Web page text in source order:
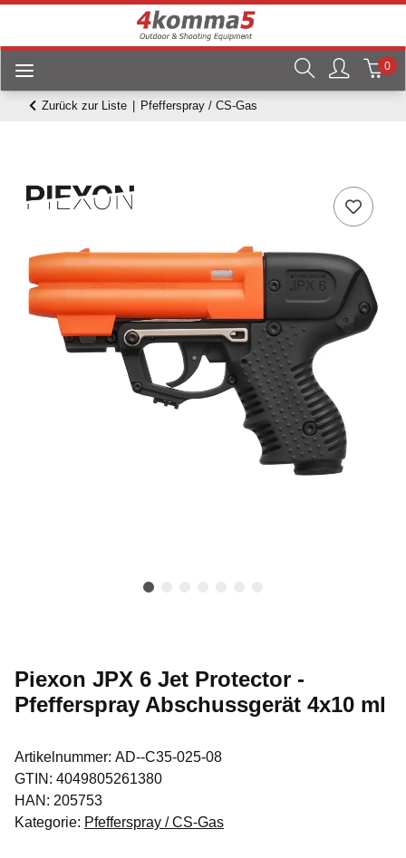
0
Zurück zur Liste Pfefferspray / CS-Gas
Piexon JPX 6 Jet Protector -
Pfefferspray Abschussgerät 4x10 ml
Artikelnummer: AD--C35-025-08
GTIN: 4049805261380
HAN: 205753
Kategorie: Pfefferspray / CS-Gas